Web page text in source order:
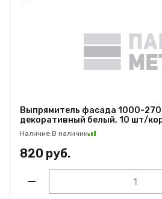
Выпрямитель фасада 1000-
декоративный белый, 10 шт/
Наличие:В наличии
820 руб.